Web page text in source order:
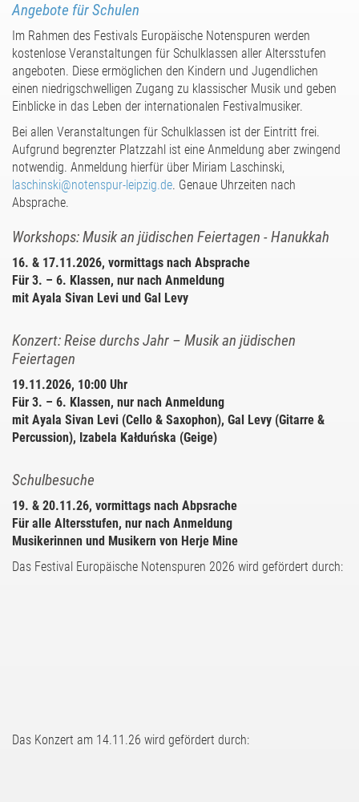
Angebote für Schulen
Im Rahmen des Festivals Europäische Notenspuren werden
kostenlose Veranstaltungen für Schulklassen aller Altersstufen
angeboten. Diese ermöglichen den Kindern und Jugendlichen
einen niedrigschwelligen Zugang zu klassischer Musik und geben
Einblicke in das Leben der internationalen Festivalmusiker.
Bei allen Veranstaltungen für Schulklassen ist der Eintritt frei.
Aufgrund begrenzter Platzzahl ist eine Anmeldung aber zwingend
notwendig. Anmeldung hierfür über Miriam Laschinski,
laschinski@notenspur-leipzig.de. Genaue Uhrzeiten nach
Absprache.
Workshops: Musik an jüdischen Feiertagen - Hanukkah
16. & 17.11.2026, vormittags nach Absprache
Für 3. – 6. Klassen, nur nach Anmeldung
mit Ayala Sivan Levi und Gal Levy
Konzert: Reise durchs Jahr – Musik an jüdischen
Feiertagen
19.11.2026, 10:00 Uhr
Für 3. – 6. Klassen, nur nach Anmeldung
mit Ayala Sivan Levi (Cello & Saxophon), Gal Levy (Gitarre &
Percussion), Izabela Kałduńska (Geige)
Schulbesuche
19. & 20.11.26, vormittags nach Abpsrache
Für alle Altersstufen, nur nach Anmeldung
Musikerinnen und Musikern von Herje Mine
Das Festival Europäische Notenspuren 2026 wird gefördert durch:
Das Konzert am 14.11.26 wird gefördert durch: